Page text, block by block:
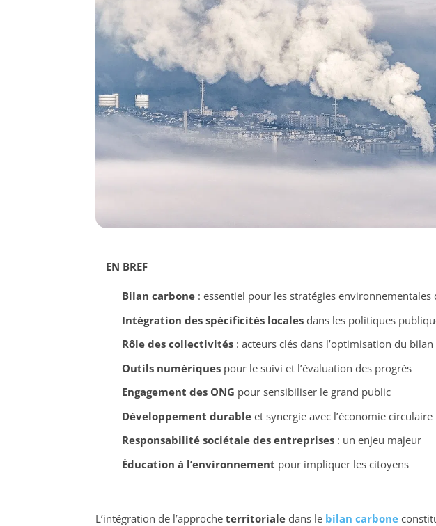
EN BREF
Bilan carbone: essentiel pour les stratégies environnementales
Intégration des spécificités localesdans les politiques
Rôle des collectivités: acteurs clés dans l’optimisation du bilan
Outils numériquespour le suivi et l’évaluation des progrès
Engagement des ONG pour sensibiliser le grand public
Développement durableet synergie avec l’économie circulaire
Responsabilité sociétale des entreprises: un enjeu majeur
Éducation à l’environnement pour impliquer les citoyens
L’intégration de l’approche territoriale dans le bilan carbone